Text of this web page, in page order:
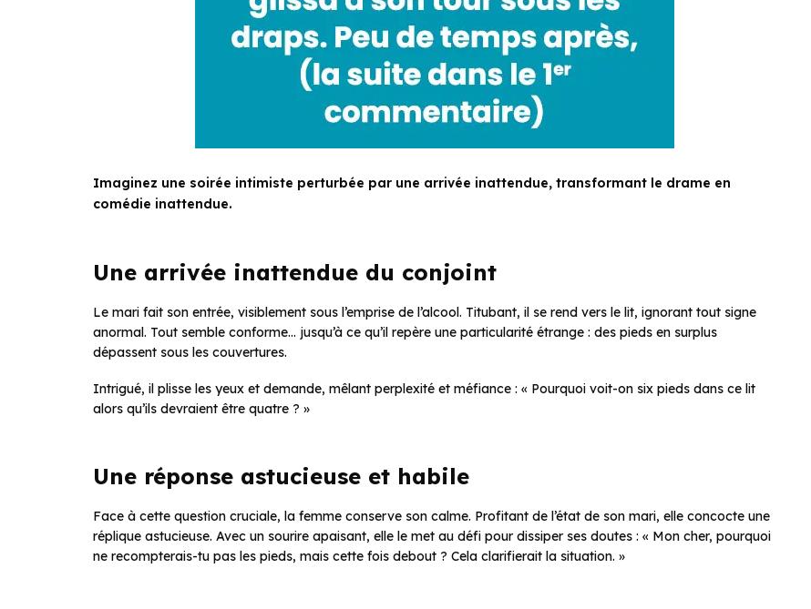
Imaginez une soirée intimiste perturbée par une arrivée inattendue, transformant le drame en
comédie inattendue.
Une arrivée inattendue du conjoint
Le mari fait son entrée, visiblement sous l’emprise de l’alcool. Titubant, il se rend vers le lit, ignorant tout signe
anormal. Tout semble conforme… jusqu’à ce qu’il repère une particularité étrange : des pieds en surplus
dépassent sous les couvertures.
Intrigué, il plisse les yeux et demande, mêlant perplexité et méfiance : « Pourquoi voit-on six pieds dans ce lit
alors qu’ils devraient être quatre ? »
Une réponse astucieuse et habile
Face à cette question cruciale, la femme conserve son calme. Profitant de l’état de son mari, elle concocte une
réplique astucieuse. Avec un sourire apaisant, elle le met au défi pour dissiper ses doutes : « Mon cher, pourquoi
ne recompterais-tu pas les pieds, mais cette fois debout ? Cela clarifierait la situation. »